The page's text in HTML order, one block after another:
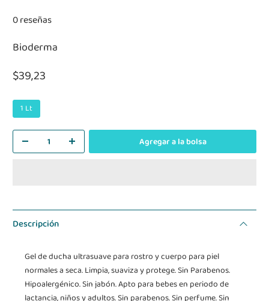
0 reseñas
Bioderma
$39,23
1 Lt
Agregar a la bolsa
Descripción
Gel de ducha ultrasuave para rostro y cuerpo para piel
normales a seca. Limpia, suaviza y protege. Sin Parabenos.
Hipoalergénico. Sin jabón. Apto para bebes en periodo de
lactancia, niños y adultos. Sin parabenos. Sin perfume. Sin